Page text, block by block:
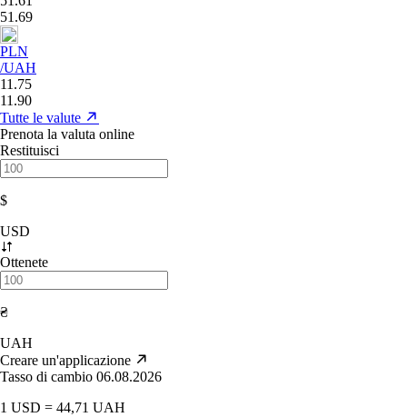
51.69
PLN
/UAH
11.75
11.90
Tutte le valute
Prenota la valuta online
Restituisci
$
USD
Ottenete
₴
UAH
Creare un'applicazione
Tasso di cambio 06.08.2026
1 USD = 44,71 UAH